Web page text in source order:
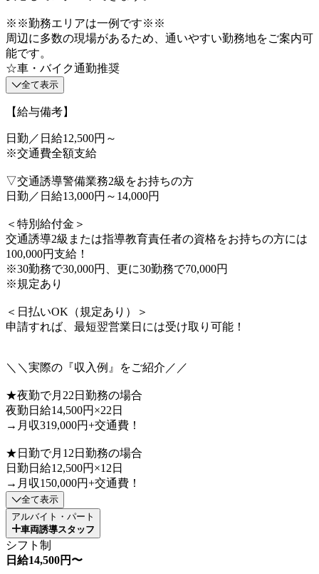
※※勤務エリアは一例です※※
周辺に多数の現場があるため、通いやすい勤務地をご案内可
能です。
☆車・バイク通勤推奨
全て表示
【給与備考】
日勤／日給12,500円～
※交通費全額支給
▽交通誘導警備業務2級をお持ちの方
日勤／日給13,000円～14,000円
＜特別給付金＞
交通誘導2級または指導教育責任者の資格をお持ちの方には
100,000円支給！
※30勤務で30,000円、更に30勤務で70,000円
※規定あり
＜日払いOK（規定あり）＞
申請すれば、最短翌営業日には受け取り可能！
＼＼実際の『収入例』をご紹介／／
★夜勤で月22日勤務の場合
夜勤日給14,500円×22日
→月収319,000円+交通費！
★日勤で月12日勤務の場合
日勤日給12,500円×12日
→月収150,000円+交通費！
全て表示
アルバイト・パート
車両誘導スタッフ
シフト制
日給14,500円〜